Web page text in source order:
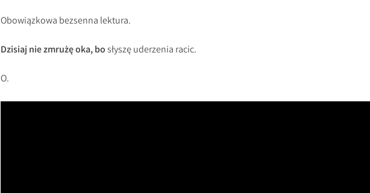
Obowiązkowa bezsenna lektura.
Dzisiaj nie zmrużę oka, bosłyszę uderzenia racic.
O.